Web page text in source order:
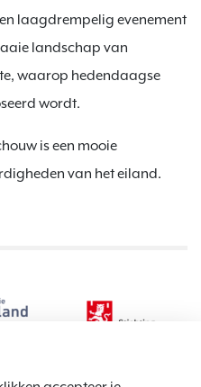
laagdrempelig evenement
landschap van
waarop hedendaagse
wordt.
is een mooie
van het eiland.